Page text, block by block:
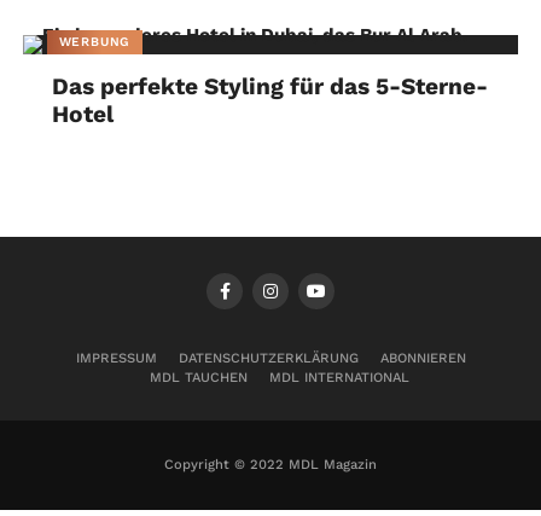
WERBUNG
Das perfekte Styling für das 5-Sterne-
Hotel
IMPRESSUM DATENSCHUTZERKLÄRUNG
ABONNIEREN
MDL TAUCHEN
MDL INTERNATIONAL
Copyright © 2022 MDL Magazin